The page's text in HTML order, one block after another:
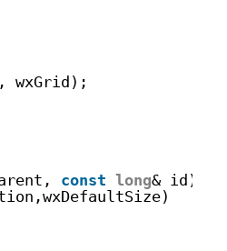
wxGrid);
const long& id):